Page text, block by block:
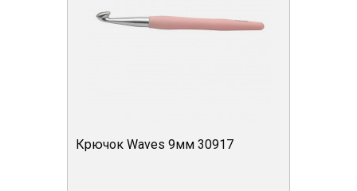
Крючок Waves 9мм 30917